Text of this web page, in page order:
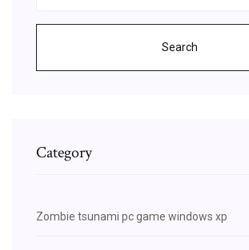
Search
Category
Zombie tsunami pc game windows xp